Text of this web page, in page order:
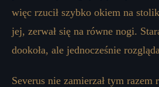
więc rzucił szybko okiem na
jej, zerwał się na równe nogi.
dookoła, ale jednocześnie
Severus nie zamierzał tym razem